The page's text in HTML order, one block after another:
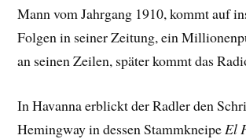
Mann vom Jahrgang 1910, kommt auf
Folgen in seiner Zeitung, ein
an seinen Zeilen, später kommt das
In Havanna erblickt der Radler den
Hemingway in dessen Stammkneipe El